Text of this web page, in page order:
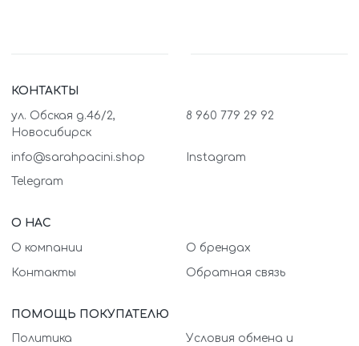
КОНТАКТЫ
ул. Обская д.46/2,
Новосибирск
8 960 779 29 92
info@sarahpacini.shop Instagram
Telegram
О НАС
О компании О брендах
Контакты Обратная связь
ПОМОЩЬ ПОКУПАТЕЛЮ
Политика Условия обмена и